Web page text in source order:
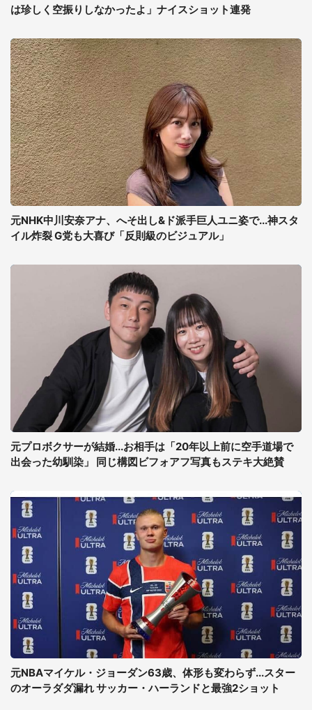
は珍しく空振りしなかったよ」ナイスショット連発
元NHK中川安奈アナ、へそ出し&ド派手巨人ユニ姿で...神スタ
イル炸裂 G党も大喜び「反則級のビジュアル」
元プロボクサーが結婚...お相手は「20年以上前に空手道場で
出会った幼馴染」 同じ構図ビフォアフ写真もステキ大絶賛
元NBAマイケル・ジョーダン63歳、体形も変わらず...スター
のオーラダダ漏れ サッカー・ハーランドと最強2ショット